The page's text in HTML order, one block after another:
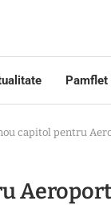
Pamflet
capitol pentru